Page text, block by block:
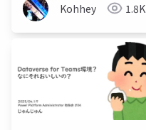
Kohhey 1.8K